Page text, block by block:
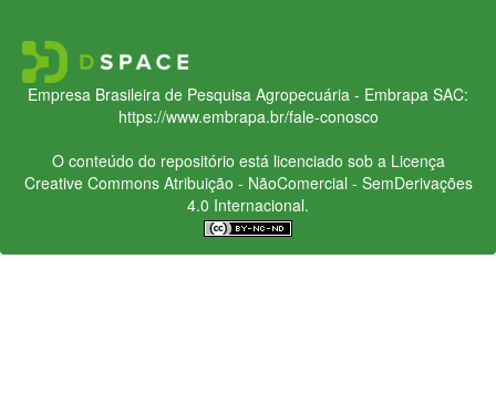
Empresa Brasileira de Pesquisa Agropecuária - Embrapa SAC:
https://www.embrapa.br/fale-conosco
O conteúdo do repositório está licenciado sob a Licença
Creative CommonsAtribuição - NãoComercial - SemDerivações
4.0 Internacional.